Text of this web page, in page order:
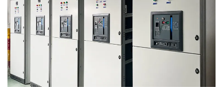
Çözümler
İndir
Bize Ulaşın